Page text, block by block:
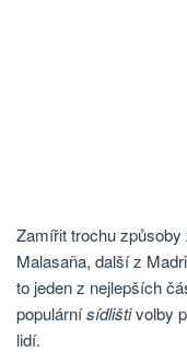
Zamířit trochu způsoby
Malasaña, další z
to jeden z nejlepších
populárnísídlištivolby
lidí.